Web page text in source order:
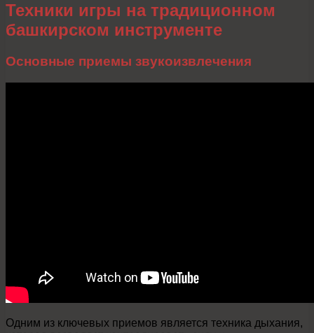
Техники игры на традиционном
башкирском инструменте
Основные приемы звукоизвлечения
Одним из ключевых приемов является техника дыхания,